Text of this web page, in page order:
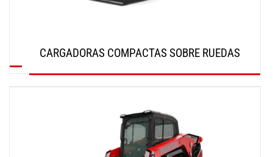
CARGADORAS COMPACTAS SOBRE RUEDAS